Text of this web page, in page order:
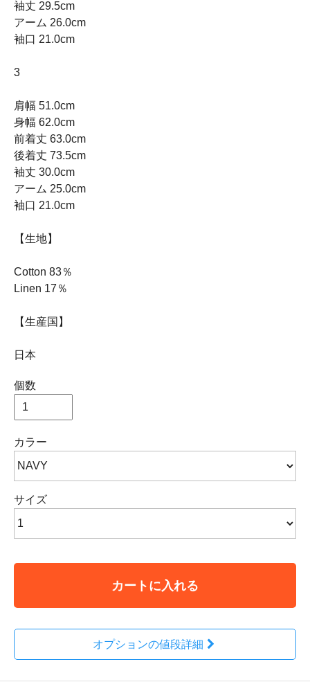
袖丈 29.5cm
アーム 26.0cm
袖口 21.0cm
3
肩幅 51.0cm
身幅 62.0cm
前着丈 63.0cm
後着丈 73.5cm
袖丈 30.0cm
アーム 25.0cm
袖口 21.0cm
【生地】
Cotton 83％
Linen 17％
【生産国】
日本
個数
カラー
サイズ
カートに入れる
オプションの値段詳細